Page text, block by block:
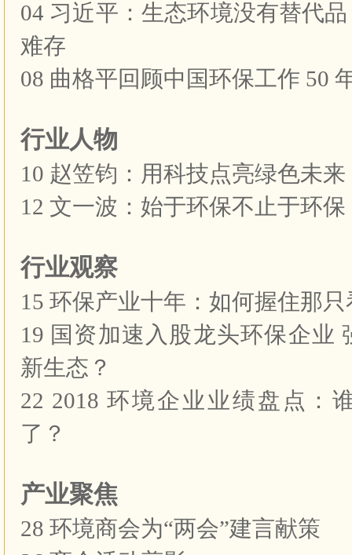
04 习近平：生态环境没有替代
难存
08 曲格平回顾中国环保工作 50
行业人物
10 赵笠钧：用科技点亮绿色未来
12 文一波：始于环保不止于环
行业观察
15 环保产业十年：如何握住那
19 国资加速入股龙头环保企业
新生态？
22 2018 环境企业业绩盘点：
了？
产业聚焦
28 环境商会为“两会”建言献策